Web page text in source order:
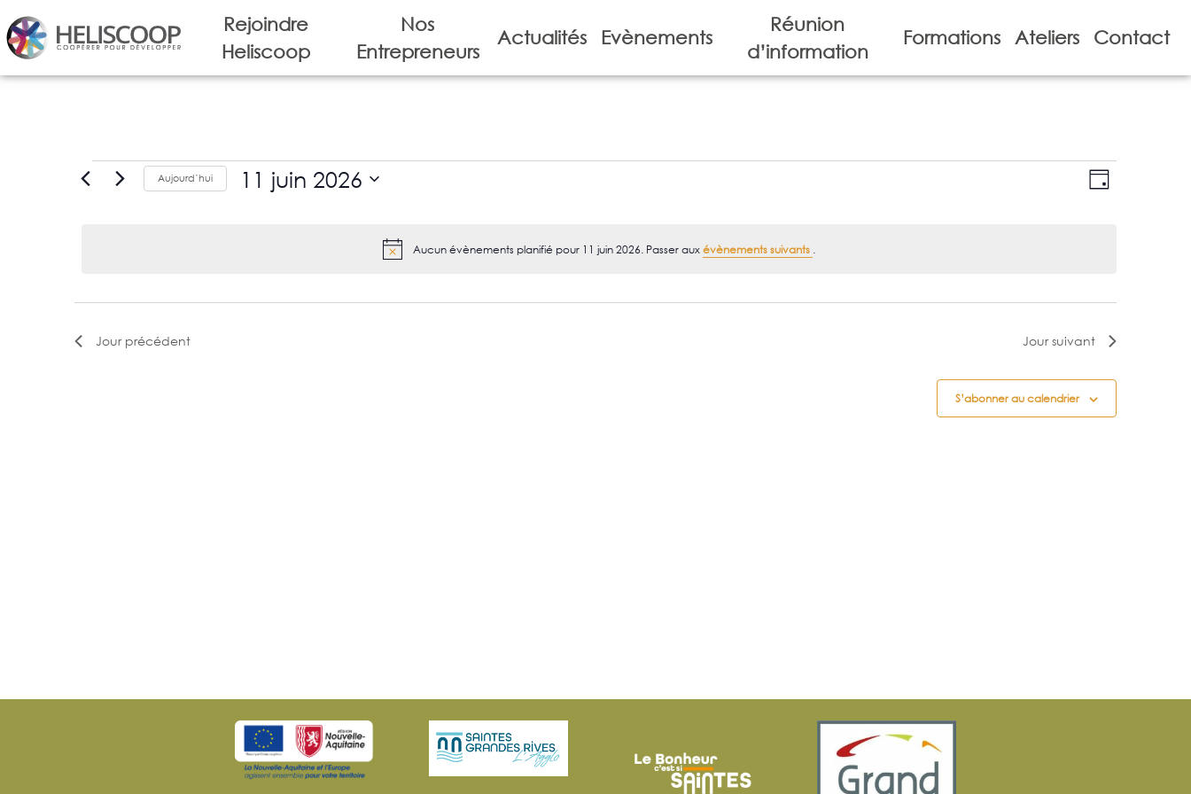
Rejoindre
Heliscoop
Nos
Entrepreneurs
Actualités Evènements
Réunion
d’information
Formations Ateliers Contact
Notice
Aucun évènements planifié pour 11 juin 2026. Passer auxévènements suivants .
Jour
Aujourd’hui 11 juin 2026
Jour précédent Jour suivant
S’abonner au calendrier